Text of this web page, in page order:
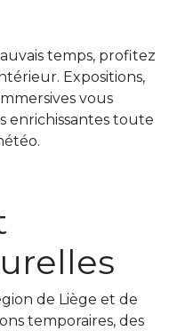
temps, profitez
Expositions,
vous
enrichissantes toute
de Liège et de
temporaires, des